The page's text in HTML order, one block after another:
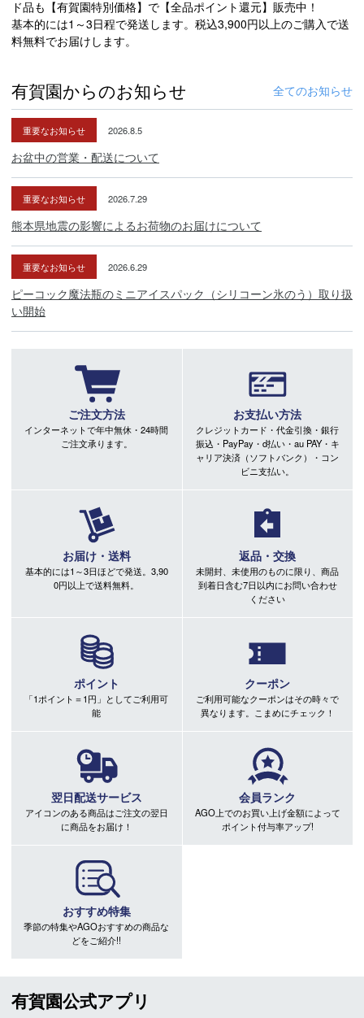
ド品も【有賀園特別価格】で【全品ポイント還元】販売中！
基本的には1～3日程で発送します。税込3,900円以上のご購入で送
料無料でお届けします。
有賀園からのお知らせ 全てのお知らせ
重要なお知らせ 2026.8.5
お盆中の営業・配送について
重要なお知らせ 2026.7.29
熊本県地震の影響によるお荷物のお届けについて
重要なお知らせ 2026.6.29
ピーコック魔法瓶のミニアイスパック（シリコーン氷のう）取り扱
い開始
ご注文方法
インターネットで年中無休・24時間
ご注文承ります。
お支払い方法
クレジットカード・代金引換・銀行
振込・PayPay・d払い・au PAY・キ
ャリア決済（ソフトバンク）・コン
ビニ支払い。
お届け・送料
基本的には1～3日ほどで発送。3,90
0円以上で送料無料。
返品・交換
未開封、未使用のものに限り、商品
到着日含む7日以内にお問い合わせ
ください
ポイント
「1ポイント＝1円」としてご利用可
能
クーポン
ご利用可能なクーポンはその時々で
異なります。こまめにチェック！
翌日配送サービス
アイコンのある商品はご注文の翌日
に商品をお届け！
会員ランク
AGO上でのお買い上げ金額によって
ポイント付与率アップ!
おすすめ特集
季節の特集やAGOおすすめの商品な
どをご紹介!!
有賀園公式アプリ